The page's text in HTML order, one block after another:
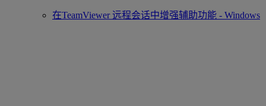
在TeamViewer 远程会话中增强辅助功能 - Windows